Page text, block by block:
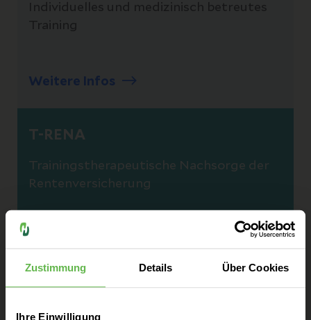
Zustimmung Details Über Cookies
Ihre Einwilligung
Individuelles und medizinisch betreutes
Training
Weitere Infos
T-RENA
Trainingstherapeutische Nachsorge der
Rentenversicherung